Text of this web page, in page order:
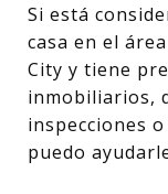
Si está
casa en el
City y tiene
inmobiliarios,
inspecciones
puedo